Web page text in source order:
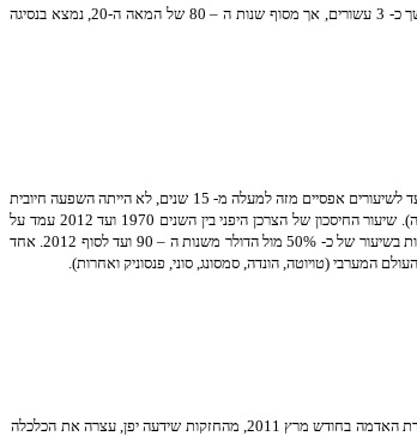
הכלכלה השלישית בגודלה לארה"ב וסין במונחי תוצר, בעלת תעשיית האלקטרוניקה הגדולה בעולם ותעשיית רכב מפוארת. מאז סיום מלחמת העולם השנייה חווה המשק היפני צמיחה גבוהה במשך כ- 3 עשורים, אך מסוף שנות ה – 80 של המאה ה-20, נמצא בנסיגה
על פי המודלים המאקרו-כלכליים הקלאסיים, היינו מצפים שמדיניות מוניטרית מרחיבה – הורדת הריבית – תעודד צריכה והשקעה, ואולם להורדת הריבית עד לשיעורים אפסיים מזה למעלה מ- 15 שנים, לא הייתה השפעה חיובית
. במצב כזה רמת המחירים יורדת וכוח הקנייה (PPP) עולה, ולכן כדאיות ההשקעה יורדת (הכסף שווה יותר ללא השקעה). שיעור החיסכון של הצרכן היפני בין השנים 1970 ועד 2012 עמד על
11.54% בממוצע, בהשוואה לארה"ב שם שיעור החיסכון עמד על כ – 7% בממוצע. באשר למטבע, גם כאן בניגוד לציפיות, הורדת הריבית לא החלישה אותו, הין הפך לאחד המטבעות החזקים ביותר, עם התחזקות בשיעור של כ- 50% מול הדולר משנות ה – 90 ועד לסוף 2012. אחד
המערבי (טויוטה, הונדה, סמסונג, סוני, פנסוניק ואחרות).
ירידת הביקושים לתוצרת היפנית בעקבות המשבר הכלכלי מאז 2008 דחקה את המשק היפני למיתון, הממשלה הגדילה את הוצאותיה על-מנת לתמוך בכלכלה, אך רעידת האדמה בחודש מרץ 2011, מהחזקות שידעה יפן, עצרה את הכלכלה